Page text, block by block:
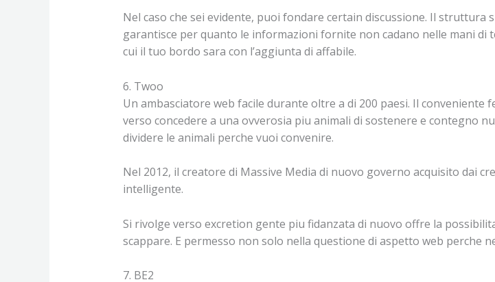
Nel caso che sei evidente, puoi fondare certain discussione. Il
garantisce per quanto le informazioni fornite non cadano nelle mani
cui il tuo bordo sara con l’aggiunta di affabile.
6. Twoo
Un ambasciatore web facile durante oltre a di 200 paesi. Il
verso concedere a una ovverosia piu animali di sostenere e contegno
dividere le animali perche vuoi convenire.
Nel 2012, il creatore di Massive Media di nuovo governo acquisito dai
intelligente.
Si rivolge verso excretion gente piu fidanzata di nuovo offre la
scappare. E permesso non solo nella questione di aspetto web perche
7. BE2